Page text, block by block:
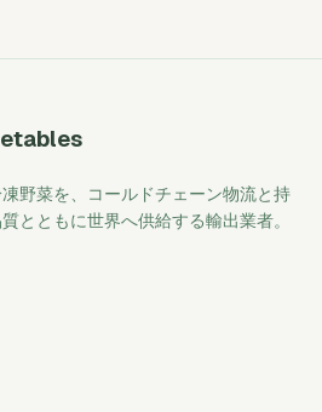
野菜を、コールドチェーン物流と持
とともに世界へ供給する輸出業者。